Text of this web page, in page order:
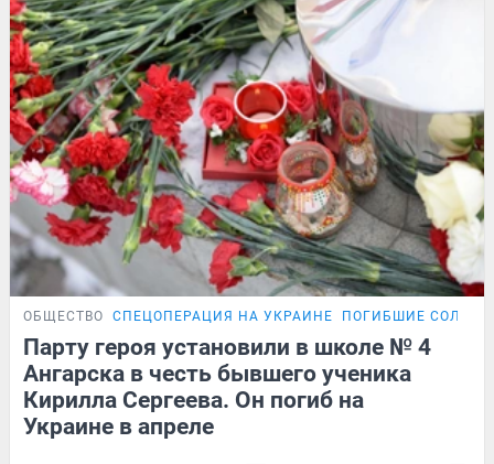
ОБЩЕСТВО СПЕЦОПЕРАЦИЯ НА УКРАИНЕ ПОГИБШИЕ
Парту героя установили в школе № 4
Ангарска в честь бывшего ученика
Кирилла Сергеева. Он погиб на
Украине в апреле